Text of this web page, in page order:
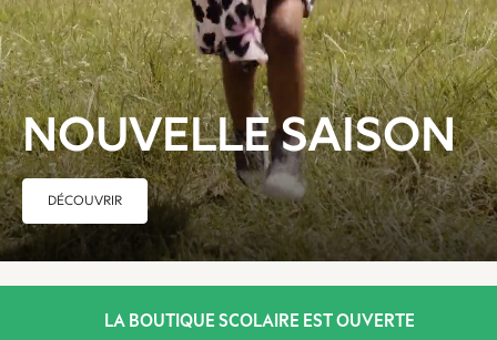
Leggings & Joggers
Loungewear
Nightwear & Pyjamas
Occasion & Party
Schoolwear
Sets & Outfits
Shirts & Blouses
Shorts & Skirts
Sportswear
Sweatshirts & Hoodies
Swimwear
Tops & T-Shirts
NOUVELLE SAISON
DÉCOUVRIR
LA BOUTIQUE SCOLAIRE EST OUVERTE